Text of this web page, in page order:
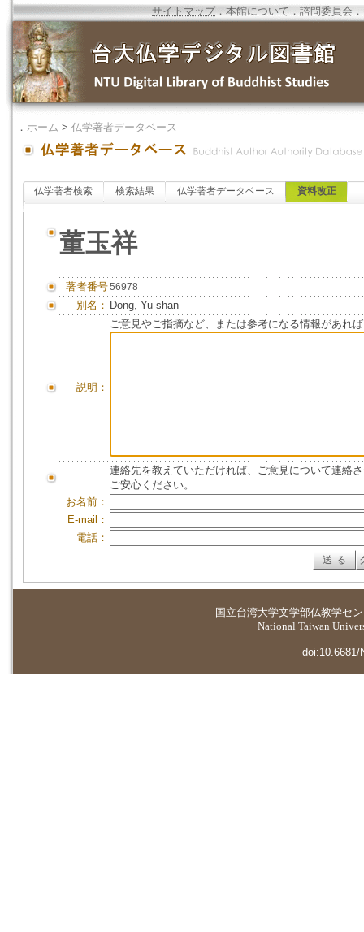
サイトマップ．本館について ．諮問委員会 ．
． ホーム > 仏学著者データベース
仏学著者検索 検索結果 仏学著者データベース 資料改正
董玉祥
著者番号56978
別名： Dong, Yu-shan
説明：
ご意見やご指摘など、または参考になる情報があれ
連絡先を教えていただければ、ご意見について連絡
ご安心ください。
お名前：
E-mail：
電話：
国立台湾大学文学部仏教学セ
National Taiwan
doi:10.6681/